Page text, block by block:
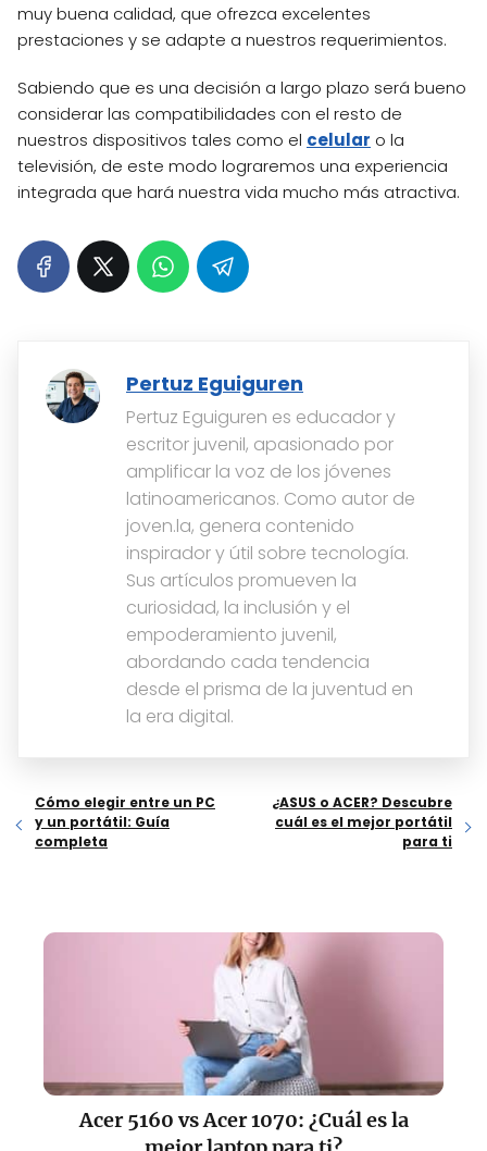
muy buena calidad, que ofrezca excelentes
prestaciones y se adapte a nuestros requerimientos.
Sabiendo que es una decisión a largo plazo será bueno
considerar las compatibilidades con el resto de
nuestros dispositivos tales como el celular o la
televisión, de este modo lograremos una experiencia
integrada que hará nuestra vida mucho más atractiva.
Pertuz Eguiguren
Pertuz Eguiguren es educador y
escritor juvenil, apasionado por
amplificar la voz de los jóvenes
latinoamericanos. Como autor de
joven.la, genera contenido
inspirador y útil sobre tecnología.
Sus artículos promueven la
curiosidad, la inclusión y el
empoderamiento juvenil,
abordando cada tendencia
desde el prisma de la juventud en
la era digital.
Cómo elegir entre un PC
y un portátil: Guía
completa
¿ASUS o ACER? Descubre
cuál es el mejor portátil
para ti
Acer 5160 vs Acer 1070: ¿Cuál es la